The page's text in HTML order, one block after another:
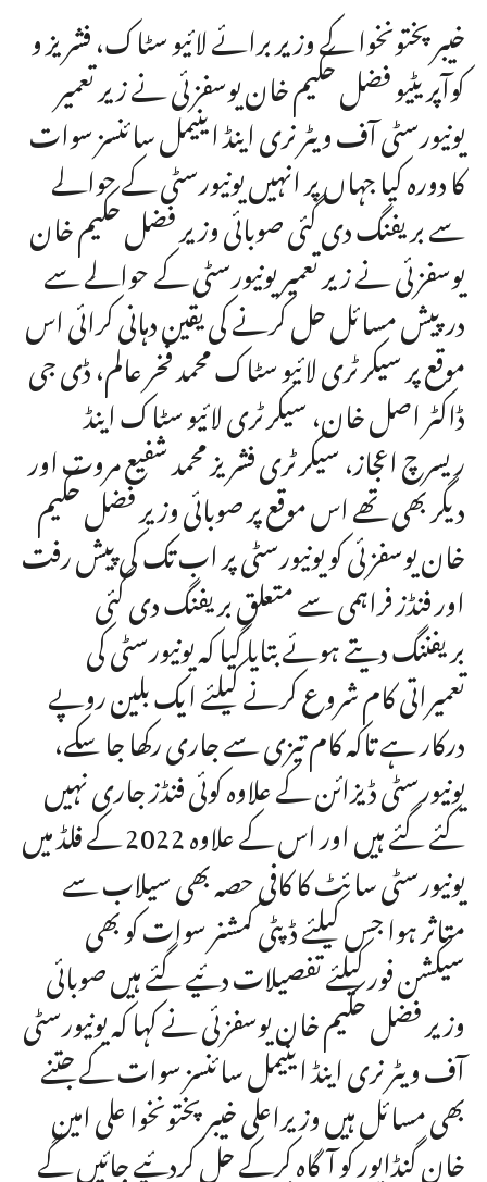
خیبرپختونخوا کے وزیر برائے لائیو سٹاک، فشریز و
کوآپریٹیو فضل حکیم خان یوسفزئی نے زیر تعمیر
یونیورسٹی آف ویٹرنری اینڈ اینیمل سائنسز سوات
کا دورہ کیا جہاں پر انہیں یونیورسٹی کے حوالے
سے بریفنگ دی گئی صوبائی وزیر فضل حکیم خان
یوسفزئی نے زیر تعمیر یونیورسٹی کے حوالے سے
درپیش مسائل حل کرنے کی یقین دہانی کرائی اس
موقع پر سیکرٹری لائیو سٹاک محمد فخر عالم، ڈی جی
ڈاکٹر اصل خان، سیکرٹری لائیو سٹاک اینڈ
ریسرچ اعجاز، سیکرٹری فشریز محمد شفیع مروت اور
دیگر بھی تھے اس موقع پر صوبائی وزیر فضل حکیم
خان یوسفزئی کو یونیورسٹی پر اب تک کی پیش رفت
اور فنڈز فراہمی سے متعلق بریفنگ دی گئی
بریفننگ دیتے ہوئے بتایا گیا کہ یونیورسٹی کی
تعمیراتی کام شروع کرنے کیلئے ایک بلین روپے
درکار ہے تاکہ کام تیزی سے جاری رکھا جا سکے،
یونیورسٹی ڈیزائن کے علاوہ کوئی فنڈز جاری نہیں
کئے گئے ہیں اور اس کے علاوہ 2022 کے فلڈ میں
یونیورسٹی سائٹ کا کافی حصہ بھی سیلاب سے
متاثر ہوا جس کیلئے ڈپٹی کمشنر سوات کو بھی
سیکشن فور کیلئے تفصیلات دئیے گئے ہیں صوبائی
وزیر فضل حکیم خان یوسفزئی نے کہا کہ یونیورسٹی
آف ویٹرنری اینڈ اینیمل سائنسز سوات کے جتنے
بھی مسائل ہیں وزیراعلی خیبرپختونخوا علی امین
خان گنڈاپور کو آگاہ کرکے حل کردئیے جائیں گے